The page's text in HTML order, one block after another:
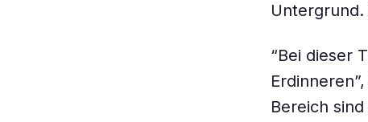
“Bei dieser
Bereich